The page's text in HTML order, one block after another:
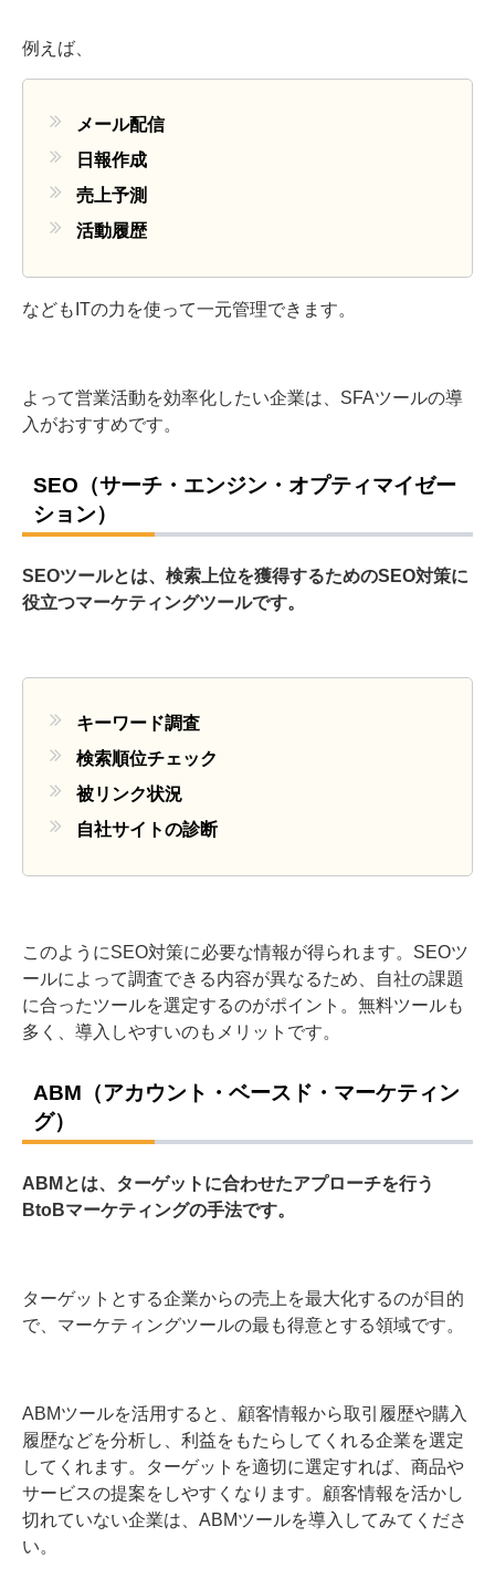
例えば、
メール配信
日報作成
売上予測
活動履歴
などもITの力を使って一元管理できます。
よって営業活動を効率化したい企業は、SFAツールの導
入がおすすめです。
SEO（サーチ・エンジン・オプティマイゼー
ション）
SEOツールとは、検索上位を獲得するためのSEO対策に
役立つマーケティングツールです。
キーワード調査
検索順位チェック
被リンク状況
自社サイトの診断
このようにSEO対策に必要な情報が得られます。SEOツ
ールによって調査できる内容が異なるため、自社の課題
に合ったツールを選定するのがポイント。無料ツールも
多く、導入しやすいのもメリットです。
ABM（アカウント・ベースド・マーケティン
グ）
ABMとは、ターゲットに合わせたアプローチを行う
BtoBマーケティングの手法です。
ターゲットとする企業からの売上を最大化するのが目的
で、マーケティングツールの最も得意とする領域です。
ABMツールを活用すると、顧客情報から取引履歴や購入
履歴などを分析し、利益をもたらしてくれる企業を選定
してくれます。ターゲットを適切に選定すれば、商品や
サービスの提案をしやすくなります。顧客情報を活かし
切れていない企業は、ABMツールを導入してみてくださ
い。